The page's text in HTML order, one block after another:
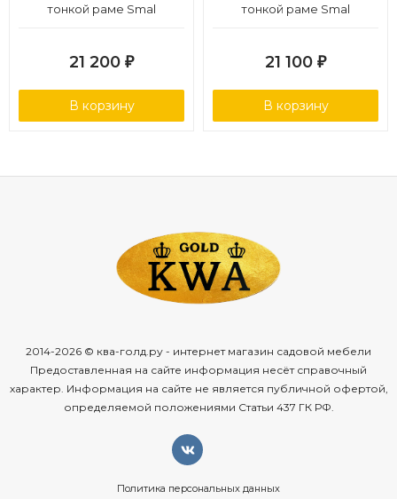
тонкой раме Smal
21 200 ₽
В корзину
тонкой раме Smal
21 100 ₽
В корзину
2014-2026 © ква-голд.ру - интернет магазин садовой мебели
Предоставленная на сайте информация несёт справочный
характер. Информация на сайте не является публичной офертой,
определяемой положениями Статьи 437 ГК РФ.
Политика персональных данных